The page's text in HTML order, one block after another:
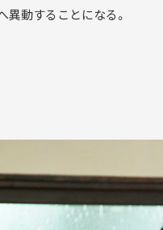
異動することになる。